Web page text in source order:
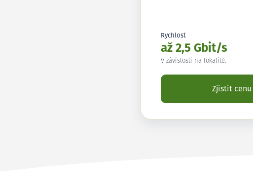
Rychlost
až 2,5 Gbit/s
V závislosti na lokalitě.
Zjistit cenu